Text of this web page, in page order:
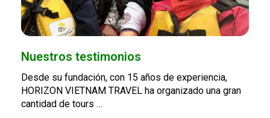
Nuestros testimonios
Desde su fundación, con 15 años de experiencia,
HORIZON VIETNAM TRAVEL ha organizado una gran
cantidad de tours …